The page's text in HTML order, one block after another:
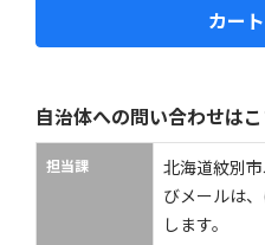
カー
自治体への問い合わせは
担当課
北海道紋別
びメールは
します。